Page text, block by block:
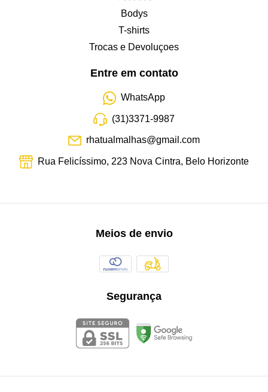
Bodys
T-shirts
Trocas e Devoluçoes
Entre em contato
WhatsApp
(31)3371-9987
rhatualmalhas@gmail.com
Rua Felicíssimo, 223 Nova Cintra, Belo Horizonte
Meios de envio
Segurança